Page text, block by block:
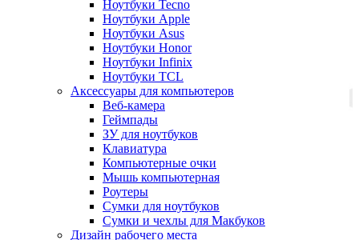
Ноутбуки Tecno
Ноутбуки Apple
Ноутбуки Asus
Ноутбуки Honor
Ноутбуки Infinix
Ноутбуки TCL
Аксессуары для компьютеров
Веб-камера
Геймпады
ЗУ для ноутбуков
Клавиатура
Компьютерные очки
Мышь компьютерная
Роутеры
Сумки для ноутбуков
Сумки и чехлы для Макбуков
Дизайн рабочего места